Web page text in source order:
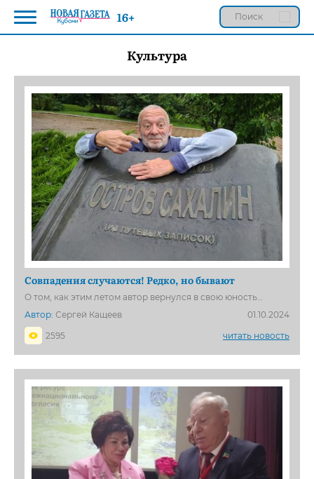
Культура
Совпадения случаются! Редко, но бывают
О том, как этим летом автор вернулся в свою юность…
Автор: Сергей Кащеев
01.10.2024
2595
читать новость
16+